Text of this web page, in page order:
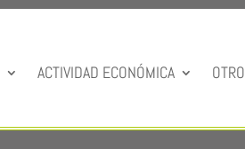
ACTIVIDAD ECONÓMICA